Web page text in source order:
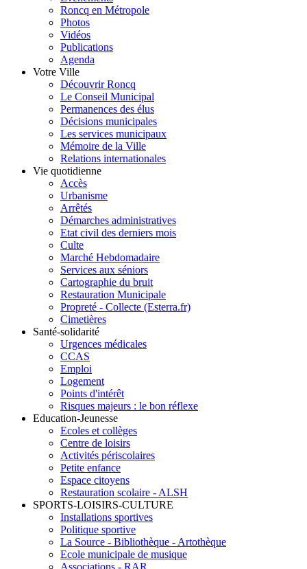
Roncq en Métropole
Photos
Vidéos
Publications
Agenda
Votre Ville
Découvrir Roncq
Le Conseil Municipal
Permanences des élus
Décisions municipales
Les services municipaux
Mémoire de la Ville
Relations internationales
Vie quotidienne
Accès
Urbanisme
Arrêtés
Démarches administratives
Etat civil des derniers mois
Culte
Marché Hebdomadaire
Services aux séniors
Cartographie du bruit
Restauration Municipale
Propreté - Collecte (Esterra.fr)
Cimetières
Santé-solidarité
Urgences médicales
CCAS
Emploi
Logement
Points d'intérêt
Risques majeurs : le bon réflexe
Education-Jeunesse
Ecoles et collèges
Centre de loisirs
Activités périscolaires
Petite enfance
Espace citoyens
Restauration scolaire - ALSH
SPORTS-LOISIRS-CULTURE
Installations sportives
Politique sportive
La Source - Bibliothèque - Artothèque
Ecole municipale de musique
Associations - RAR